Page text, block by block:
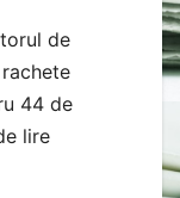
de
44 de
lire